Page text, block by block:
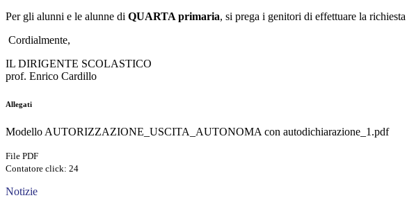
Per gli alunni e le alunne di QUARTA primaria, si prega i genitori di effettuare la richiesta
Cordialmente,
IL DIRIGENTE SCOLASTICO
prof. Enrico Cardillo
Allegati
Modello AUTORIZZAZIONE_USCITA_AUTONOMA con autodichiarazione_1.pdf
File PDF
Contatore click: 24
Notizie